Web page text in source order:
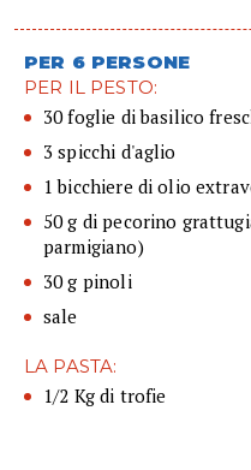
PER 6 PERSONE
PER IL PESTO:
30 foglie di basilico
3 spicchi d'aglio
1 bicchiere di olio
50 g di pecorino
parmigiano)
30 g pinoli
sale
LA PASTA:
1/2 Kg di trofie